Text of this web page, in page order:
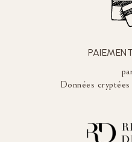
Données cryptées